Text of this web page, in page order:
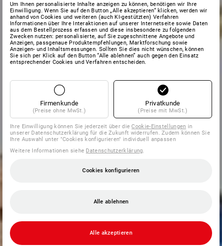
Um Ihnen personalisierte Inhalte anzeigen zu können, benötigen wir Ihre
Einwilligung. Wenn Sie auf den Button „Alle akzeptieren“ klicken, werden wir
anhand von Cookies und weiteren (auch KI-gestützten) Verfahren
Informationen über Ihre Interaktionen auf unserer Internetseite sowie Daten
aus dem Bestellprozess erfassen und diese insbesondere zu folgenden
Zwecken nutzen: personalisierte, auf Sie zugeschnittene Angebote und
Anzeigen, passgenaue Produktempfehlungen, Marktforschung sowie
Anzeigen- und Inhaltsmessungen. Sollten Sie dies nicht wünschen, können
Sie sich per Klick auf den Button “Alle ablehnen” auch gegen den Einsatz
entsprechender Cookies und Verfahren entscheiden.
Firmenkunde
(Preise ohne MwSt.)
Privatkunde
(Preise mit MwSt.)
Ihre Einwilligung können Sie jederzeit über dieCookie-Einstellungen in
unserer Datenschutzerklärung für die Zukunft widerrufen. Zudem können Sie
Ihre Auswahl unter "Cookies konfigurieren" individuell anpassen
Weitere Informationen siehe Datenschutzerklärung
Cookies konfigurieren
Alle ablehnen
Alle akzeptieren